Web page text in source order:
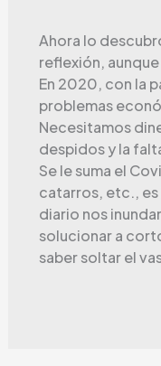
Ahora lo
reflexión,
En 2020, con la
problemas
Necesitamos
despidos y la
Se le suma el
catarros, etc.,
diario nos
solucionar a
saber soltar el